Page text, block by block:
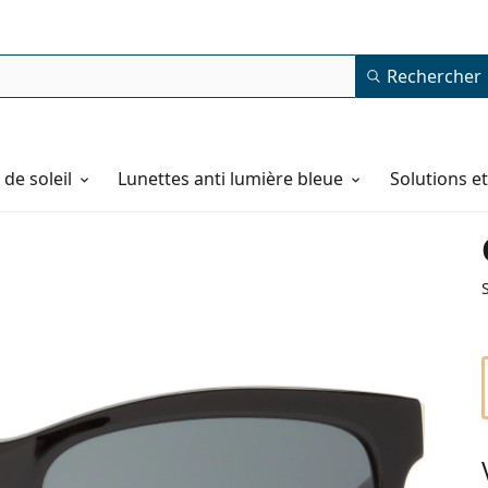
Rechercher
soleil Lunettes anti lumière bleue Solutions